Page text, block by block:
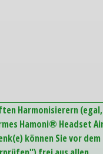
Harmonisierern (egal,
Hamoni® Headset
können Sie vor dem